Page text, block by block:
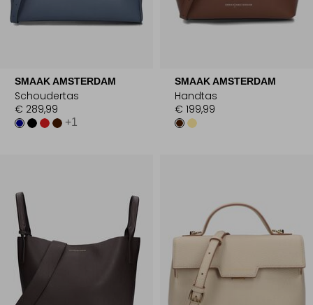
SMAAK AMSTERDAM
Schoudertas
€ 289,99
+1
SMAAK AMSTERDAM
Handtas
€ 199,99